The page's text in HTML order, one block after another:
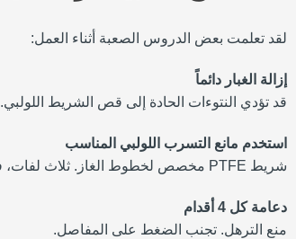
لقد تعلمت بعض الدروس الصعبة أثناء العمل:
إزالة الغبار دائماً
قد تؤدي النتوءات الحادة إلى قص الشريط اللولبي.
استخدم مانع التسرب اللولبي المناسب
شريط PTFE مخصص لخطوط الغاز. ثلاث لفات، في اتجاه عقارب الساعة.
دعامة كل 4 أقدام
منع الترهل. تجنب الضغط على المفاصل.